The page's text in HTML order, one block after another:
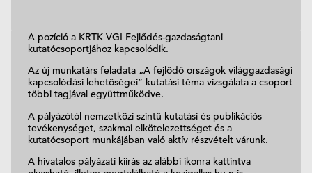
A pozíció a KRTK VGI Fejlődés-gazdaságtani
kutatócsoportjához kapcsolódik.
Az új munkatárs feladata „A fejlődő országok világgazdasági
kapcsolódási lehetőségei” kutatási téma vizsgálata a csoport
többi tagjával együttműködve.
A pályázótól nemzetközi szintű kutatási és publikációs
tevékenységet, szakmai elkötelezettséget és a
kutatócsoport munkájában való aktív részvételt várunk.
A hivatalos pályázati kiírás az alábbi ikonra kattintva